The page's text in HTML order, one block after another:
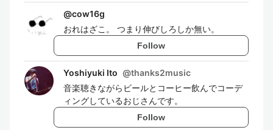
@cow16g
おれはざこ。 つまり伸びしろしか無い。
Follow
Yoshiyuki Ito @thanks2music
音楽聴きながらビールとコーヒー飲んでコーデ
ィングしているおじさんです。
Follow